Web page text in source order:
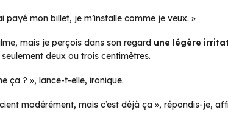
payé mon billet, je m’installe comme je veux. »
mais je perçois dans son regard une légère
deux ou trois centimètres.
ça ? », lance-t-elle, ironique.
modérément, mais c’est déjà ça », répondis-je,